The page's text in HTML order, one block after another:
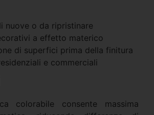
nuove o da ripristinare
a effetto materico
di superfici prima della finitura
e commerciali
colorabile consente massima